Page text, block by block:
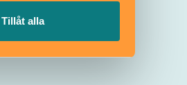
Tillåt alla